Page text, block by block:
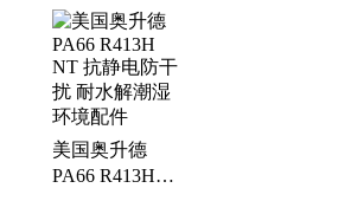
PC/ABS、科思创、美国杜邦、日本
丽、日本旭化成
美国奥升德
PA66 R413H